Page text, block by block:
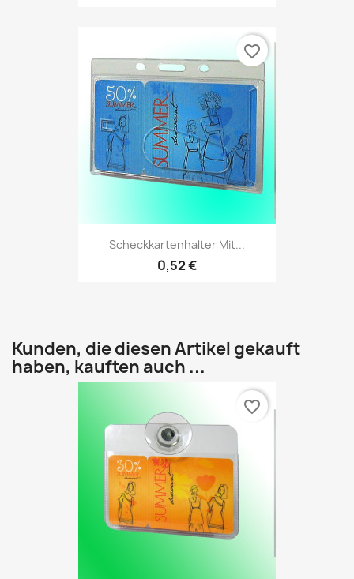
Scheckkartenhalter Mit...
0,52 €
favorite_border
Kunden, die diesen Artikel gekauft
haben, kauften auch ...
favorite_border